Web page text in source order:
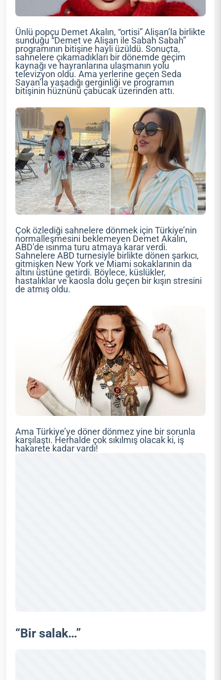
Ünlü popçu Demet Akalın, “ortisi” Alişan’la birlikte
sunduğu “Demet ve Alişan ile Sabah Sabah”
programının bitişine hayli üzüldü. Sonuçta,
sahnelere çıkamadıkları bir dönemde geçim
kaynağı ve hayranlarına ulaşmanın yolu
televizyon oldu. Ama yerlerine geçen Seda
Sayan’la yaşadığı gerginliği ve programın
bitişinin hüznünü çabucak üzerinden attı.
Çok özlediği sahnelere dönmek için Türkiye’nin
normalleşmesini beklemeyen Demet Akalın,
ABD’de ısınma turu atmaya karar verdi.
Sahnelere ABD turnesiyle birlikte dönen şarkıcı,
gitmişken New York ve Miami sokaklarının da
altını üstüne getirdi. Böylece, küslükler,
hastalıklar ve kaosla dolu geçen bir kışın stresini
de atmış oldu.
Ama Türkiye’ye döner dönmez yine bir sorunla
karşılaştı. Herhalde çok sıkılmış olacak ki, iş
hakarete kadar vardı!
“Bir salak…”